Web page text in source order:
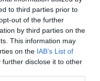
to third parties prior to
out of the further
by third parties on the
This information may
on the IAB’s List of
further disclose it to other